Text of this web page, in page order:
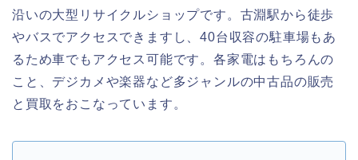
沿いの大型リサイクルショップです。古淵駅から徒歩
やバスでアクセスできますし、40台収容の駐車場もあ
るため車でもアクセス可能です。各家電はもちろんの
こと、デジカメや楽器など多ジャンルの中古品の販売
と買取をおこなっています。